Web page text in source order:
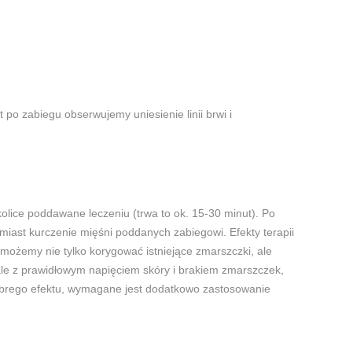
zabiegu obserwujemy uniesienie linii brwi i
poddawane leczeniu (trwa to ok. 15-30 minut). Po
kurczenie mięśni poddanych zabiegowi. Efekty terapii
nie tylko korygować istniejące zmarszczki, ale
z prawidłowym napięciem skóry i brakiem zmarszczek,
efektu, wymagane jest dodatkowo zastosowanie